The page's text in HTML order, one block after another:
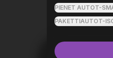
PIENET AUTOT-
PAKETTIAUTOT-